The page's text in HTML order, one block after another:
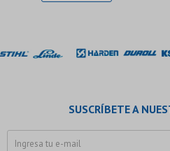
SUSCRÍBETE A